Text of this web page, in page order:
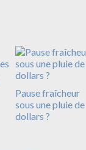
Pause fraîcheur
sous une pluie de
dollars ?